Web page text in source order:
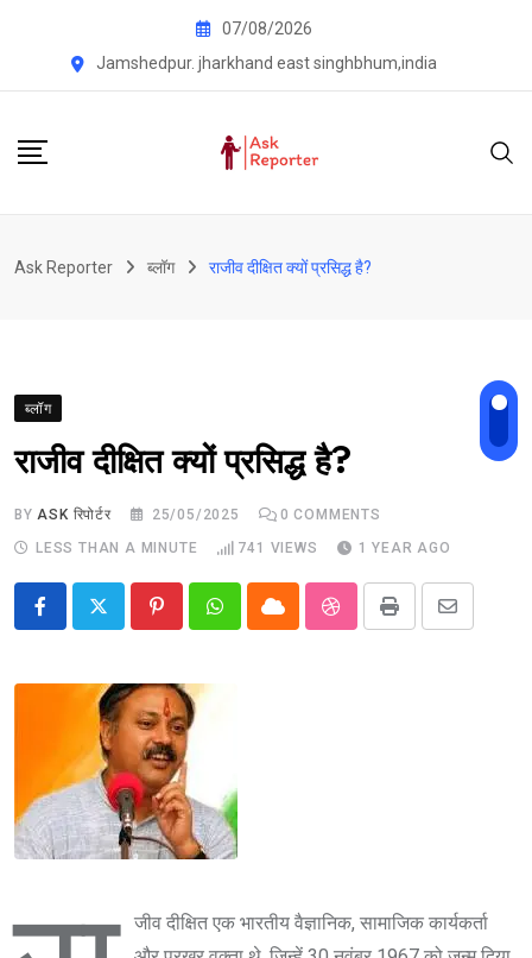
07/08/2026
Jamshedpur. jharkhand east singhbhum,india
Ask Reporter ब्लॉग राजीव दीक्षित क्यों प्रसिद्ध है?
ब्लॉग
राजीव दीक्षित क्यों प्रसिद्ध है?
BY ASK रिपोर्टर 25/05/2025 0 COMMENTS
LESS THAN A MINUTE
741 VIEWS 1 YEAR AGO
PinterestWhatsappCloud StumbleUpon
Print
Share
जीव दीक्षित एक भारतीय वैज्ञानिक, सामाजिक कार्यकर्ता